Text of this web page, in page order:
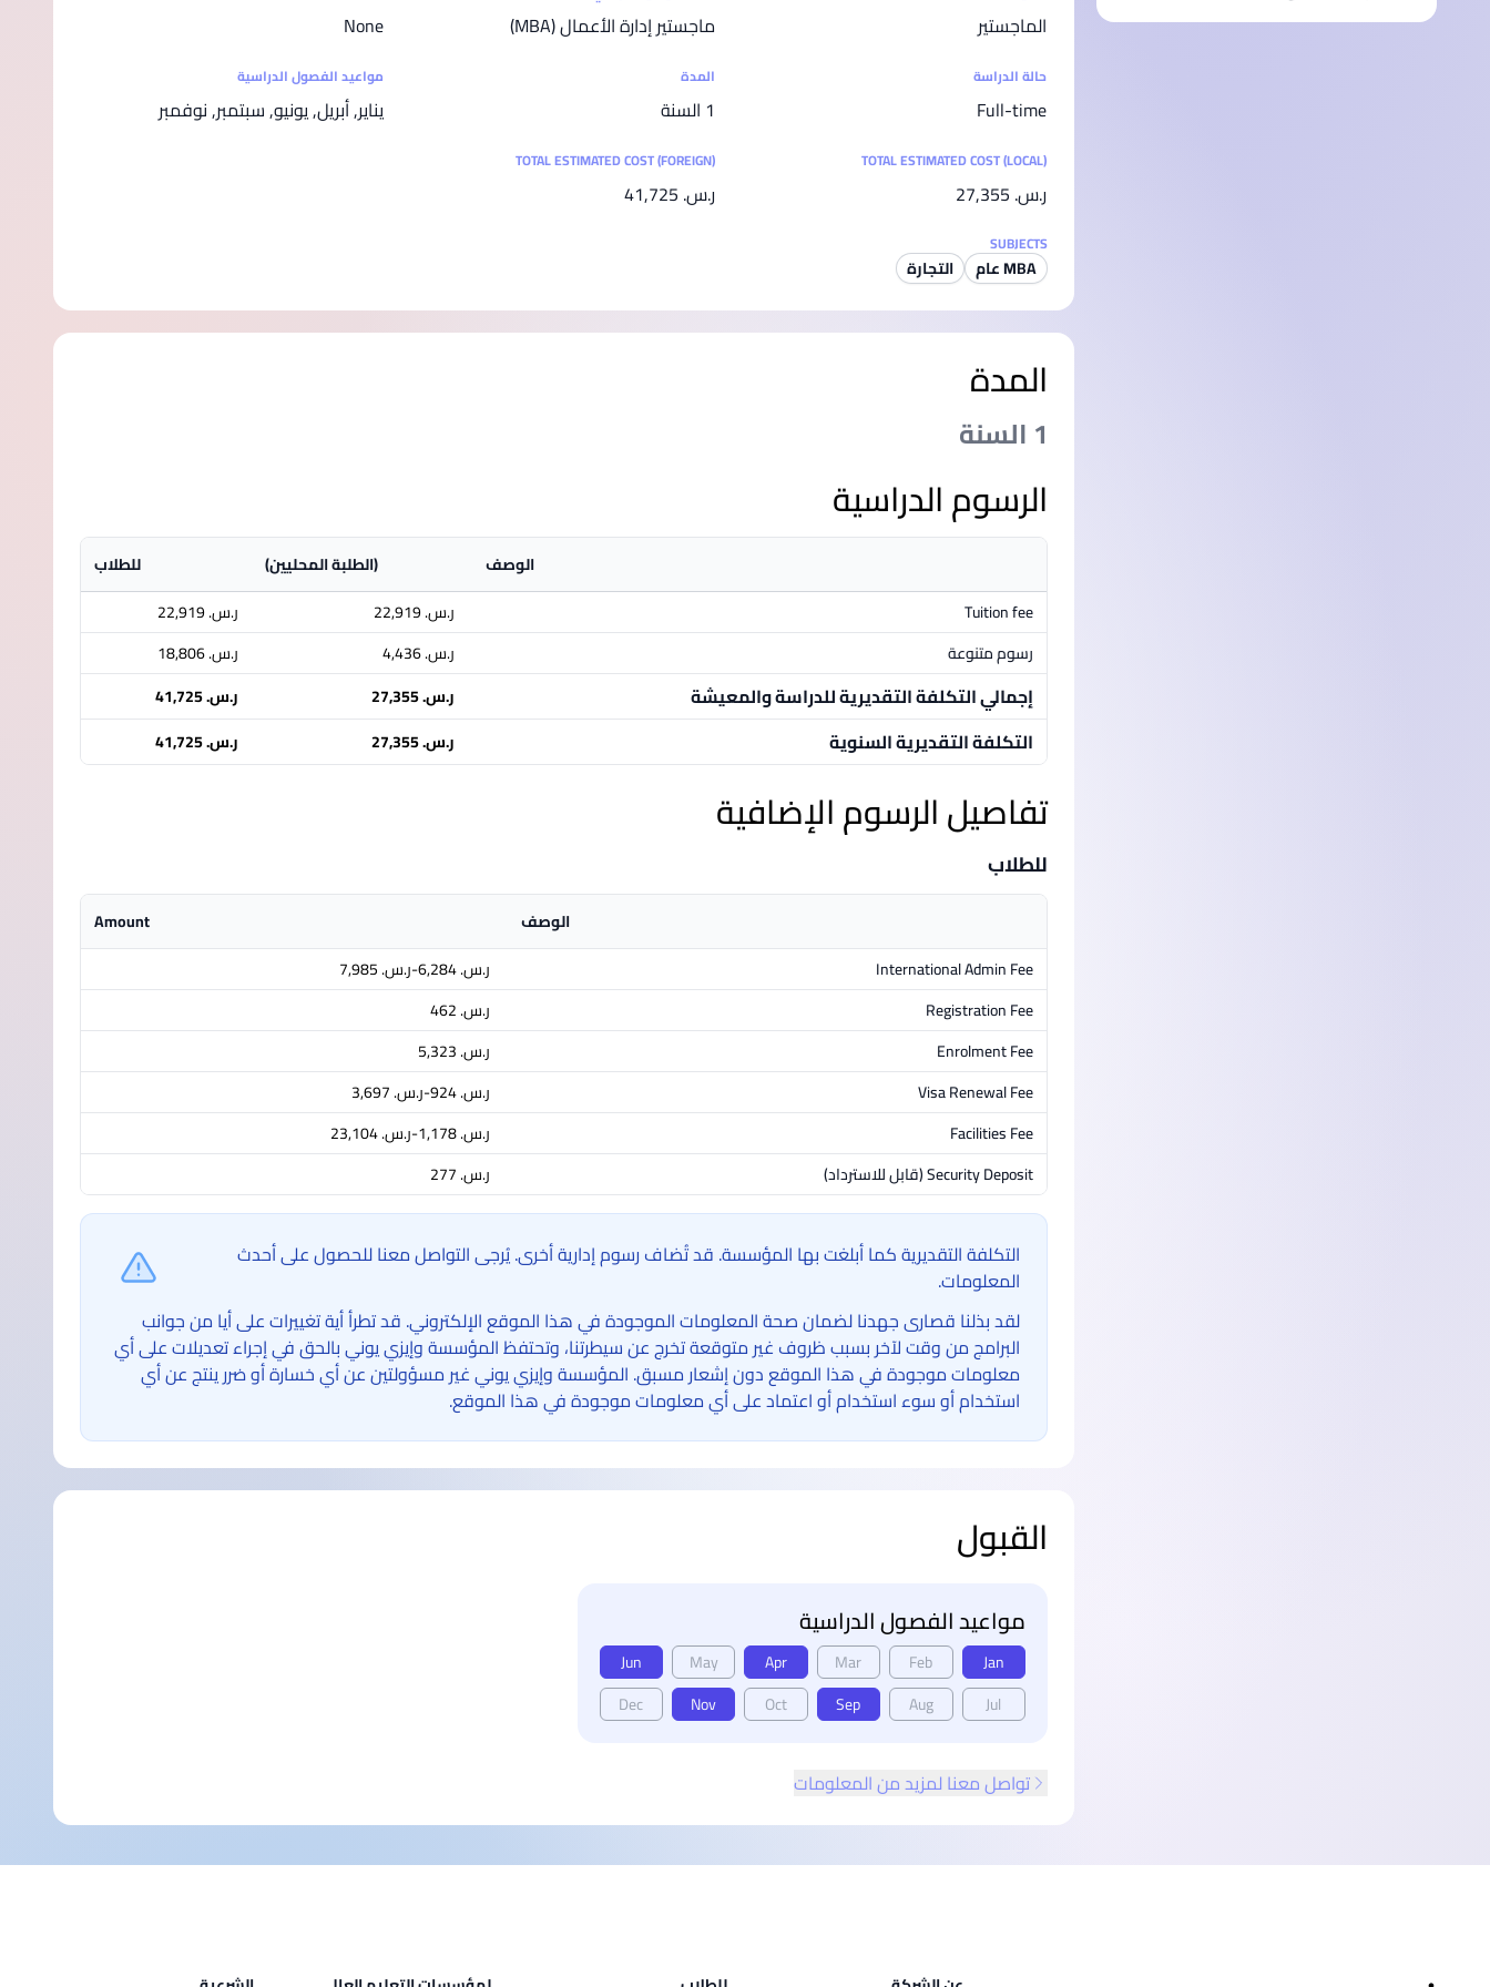
SEGi University Kota Damansara الماجستير ماجستير إدارة الأعمال (MBA) None
حالة الدراسة
Full-time
المدة
1 السنة
مواعيد الفصول الدراسية
يناير, أبريل, يونيو, سبتمبر, نوفمبر
TOTAL ESTIMATED COST (LOCAL)
ر.س.‏ 27,355
TOTAL ESTIMATED COST (FOREIGN)
ر.س.‏ 41,725
SUBJECTS
MBA عام التجارة
المدة
1 السنة
الرسوم الدراسية
الوصف (الطلبة المحليين)
للطلاب
Tuition fee
ر.س.‏ 22,919
ر.س.‏ 22,919
رسوم متنوعة
ر.س.‏ 4,436 ر.س.‏ 18,806
إجمالي التكلفة التقديرية للدراسة والمعيشة ر.س.‏ 27,355 ر.س.‏ 41,725
التكلفة التقديرية السنوية ر.س.‏ 27,355 ر.س.‏ 41,725
تفاصيل الرسوم الإضافية
للطلاب
الوصف
Amount
International Admin Fee
ر.س.‏ 6,284-ر.س.‏ 7,985
Registration Fee
ر.س.‏ 462
Enrolment Fee
ر.س.‏ 5,323
Visa Renewal Fee
ر.س.‏ 924-ر.س.‏ 3,697
Facilities Fee
ر.س.‏ 1,178-ر.س.‏ 23,104
Security Deposit(قابل للاسترداد) ر.س.‏ 277
التكلفة التقديرية كما أبلغت بها المؤسسة. قد تُضاف رسوم إدارية أخرى. يُرجى التواصل معنا للحصول على أحدث
المعلومات.
لقد بذلنا قصارى جهدنا لضمان صحة المعلومات الموجودة في هذا الموقع الإلكتروني. قد تطرأ أية تغييرات على أيا من جوانب
البرامج من وقت لآخر بسبب ظروف غير متوقعة تخرج عن سيطرتنا، وتحتفظ المؤسسة وإيزي يوني بالحق في إجراء تعديلات على أي
معلومات موجودة في هذا الموقع دون إشعار مسبق. المؤسسة وإيزي يوني غير مسؤولتين عن أي خسارة أو ضرر ينتج عن أي
استخدام أو سوء استخدام أو اعتماد على أي معلومات موجودة في هذا الموقع.
القبول
مواعيد الفصول الدراسية
Jan
Feb
Mar
Apr
May
Jun
Jul
Aug
Sep
Oct
Nov
Dec
تواصل معنا لمزيد من المعلومات